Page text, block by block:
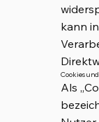
kann
Cookies
Als